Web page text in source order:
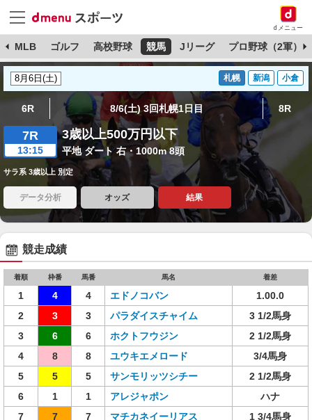
dメニュー
MLB ゴルフ 高校野球 競馬 Jリーグ プロ野球（2軍）
札幌 新潟 小倉
6R 8/6(土) 3回札幌1日目 8R
7R
13:15
3歳以上500万円以下
平地 ダート 右・1000m 8頭
サラ系 3歳以上 別定
データ分析 オッズ 結果
競走成績
着順 枠番 馬番 馬名 着差
1 4 4 エドノコバン
1.00.0
2
3 3 パラダイスチャイム
3 1/2馬身
3
6 6 ホクトフウジン
2 1/2馬身
4
8 8 ユウキエメロード
3/4馬身
5
5 5 サンモリッツシチー
2 1/2馬身
6
1 1 アレジャポン
ハナ
7
7 7 マチカネイーリアス
1 3/4馬身